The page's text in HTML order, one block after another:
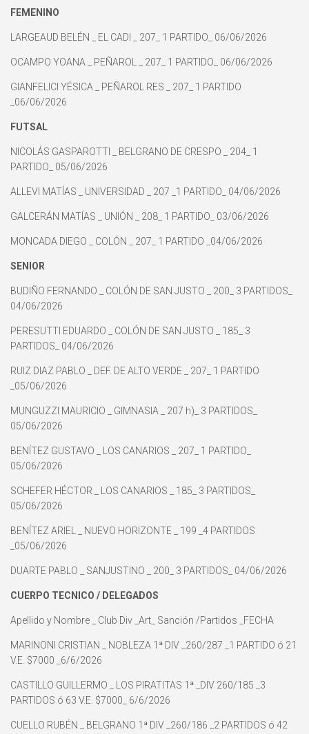
FEMENINO
LARGEAUD BELÉN _ EL CADI _ 207_ 1 PARTIDO_ 06/06/2026
OCAMPO YOANA _ PEÑAROL _ 207_ 1 PARTIDO_ 06/06/2026
GIANFELICI YÉSICA _ PEÑAROL RES _ 207_ 1 PARTIDO
_06/06/2026
FUTSAL
NICOLÁS GASPAROTTI _ BELGRANO DE CRESPO _ 204_ 1
PARTIDO_ 05/06/2026
ALLEVI MATÍAS _ UNIVERSIDAD _ 207 _1 PARTIDO_ 04/06/2026
GALCERÁN MATÍAS _ UNIÓN _ 208_ 1 PARTIDO_ 03/06/2026
MONCADA DIEGO _ COLÓN _ 207_ 1 PARTIDO _04/06/2026
SENIOR
BUDIÑO FERNANDO _ COLÓN DE SAN JUSTO _ 200_ 3 PARTIDOS_
04/06/2026
PERESUTTI EDUARDO _ COLÓN DE SAN JUSTO _ 185_ 3
PARTIDOS_ 04/06/2026
RUIZ DIAZ PABLO _ DEF. DE ALTO VERDE _ 207_ 1 PARTIDO
_05/06/2026
MUNGUZZI MAURICIO _ GIMNASIA _ 207 h)_ 3 PARTIDOS_
05/06/2026
BENÍTEZ GUSTAVO _ LOS CANARIOS _ 207_ 1 PARTIDO_
05/06/2026
SCHEFER HÉCTOR _ LOS CANARIOS _ 185_ 3 PARTIDOS_
05/06/2026
BENÍTEZ ARIEL _ NUEVO HORIZONTE _ 199 _4 PARTIDOS
_05/06/2026
DUARTE PABLO _ SANJUSTINO _ 200_ 3 PARTIDOS_ 04/06/2026
CUERPO TECNICO / DELEGADOS
Apellido y Nombre _ Club Div _Art_ Sanción /Partidos _FECHA
MARINONI CRISTIAN _ NOBLEZA 1ª DIV _260/287 _1 PARTIDO ó 21
V.E. $7000 _6/6/2026
CASTILLO GUILLERMO _ LOS PIRATITAS 1ª _DIV 260/185 _3
PARTIDOS ó 63 V.E. $7000_ 6/6/2026
CUELLO RUBÉN _ BELGRANO 1ª DIV _260/186 _2 PARTIDOS ó 42